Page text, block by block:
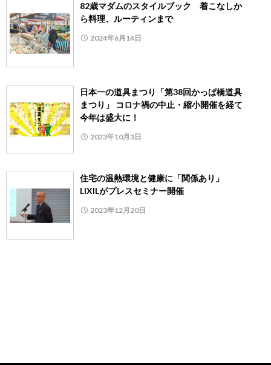
82歳マダムのスタイルブック 着こなしか
ら料理、ルーティンまで
2024年6月14日
日本一の道具まつり「第38回かっぱ橋道具
まつり」 コロナ禍の中止・縮小開催を経て
今年は盛大に！
2023年10月3日
住宅の温熱環境と健康に「関係あり」
LIXILがプレスセミナー開催
2023年12月20日